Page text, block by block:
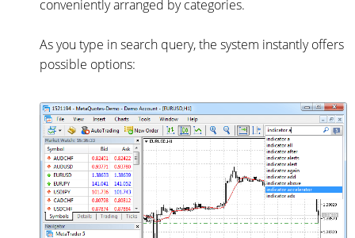
conveniently arranged by categories.
As you type in search query, the system instantly offers
possible options: